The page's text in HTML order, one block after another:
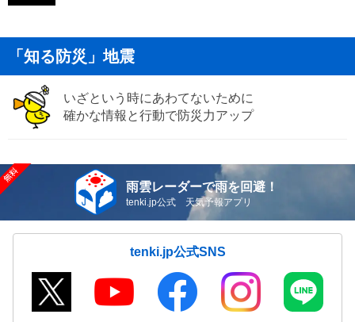
「知る防災」地震
いざという時にあわてないために
確かな情報と行動で防災力アップ
雨雲レーダーで雨を回避！
tenki.jp公式 天気予報アプリ
tenki.jp公式SNS